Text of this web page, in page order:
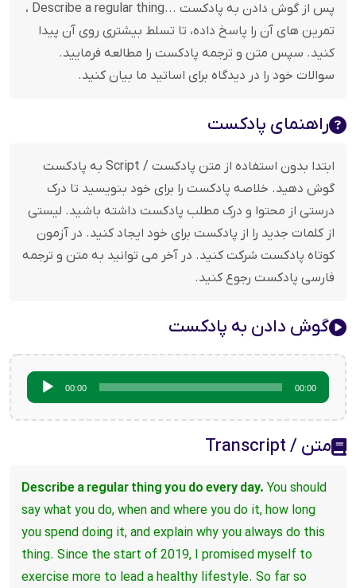
پس از گوش دادن به پادکست ...Describe a regular thing ،
تمرین های آن را پاسخ داده، تا تسلط بیشتری روی آن پیدا
کنید. سپس متن و ترجمه پادکست را مطالعه فرمایید.
سوالات خود را در دیدگاه برای اساتید ما بیان کنید.
راهنمای پادکست
ابتدا بدون استفاده از متن پادکست / Script به پادکست
گوش دهید. خلاصه پادکست را برای خود بنویسید تا درک
درستی از محتوا و درک مطلب پادکست داشته باشید. لیستی
از کلمات جدید را از پادکست برای خود ایجاد کنید. در آزمون
کوتاه پادکست شرکت کنید. در آخر می توانید به متن و ترجمه
فارسی پادکست رجوع کنید.
گوش دادن به پادکست
صوت
00:00 00:00
متن / Transcript
Describe a regular thing you do every day. You should
say what you do, when and where you do it, how long
you spend doing it, and explain why you always do this
thing. Since the start of 2019, I promised myself to
exercise more to lead a healthy lifestyle. So far so